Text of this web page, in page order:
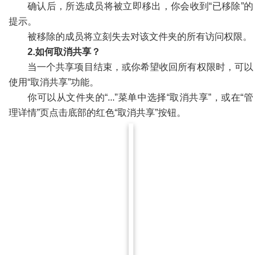
确认后，所选成员将被立即移出，你会收到“已移除”的
提示。
被移除的成员将立刻失去对该文件夹的所有访问权限。
2.如何取消共享？
当一个共享项目结束，或你希望收回所有权限时，可以
使用“取消共享”功能。
你可以从文件夹的“...”菜单中选择“取消共享”，或在“管
理详情”页点击底部的红色“取消共享”按钮。